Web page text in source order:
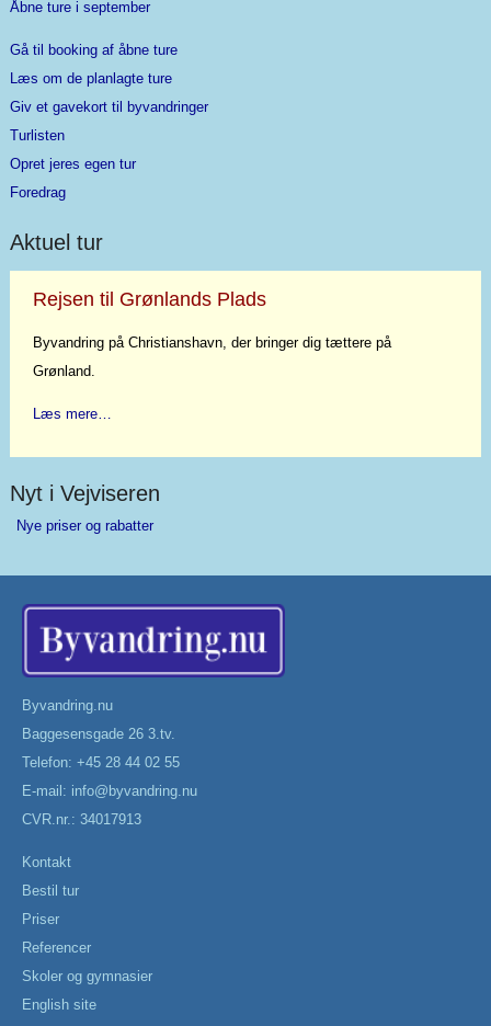
Åbne ture i september
Gå til booking af åbne ture
Læs om de planlagte ture
Giv et gavekort til byvandringer
Turlisten
Opret jeres egen tur
Foredrag
Aktuel tur
Rejsen til Grønlands Plads
Byvandring på Christianshavn, der bringer dig tættere på
Grønland.
Læs mere…
Nyt i Vejviseren
Nye priser og rabatter
Byvandring.nu
Baggesensgade 26 3.tv.
Telefon: +45 28 44 02 55
E-mail: info@byvandring.nu
CVR.nr.: 34017913
Kontakt
Bestil tur
Priser
Referencer
Skoler og gymnasier
English site